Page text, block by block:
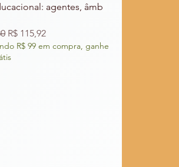
agentes, âmb
Preço promocional
R$ 115,92
R$ 99 em compra, ganhe